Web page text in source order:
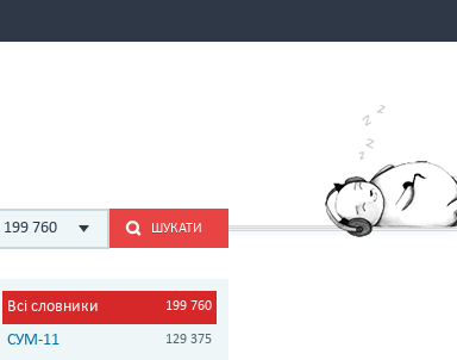
199 760 ШУКАТИ
Всі словники 199 760
СУМ-11 129 375